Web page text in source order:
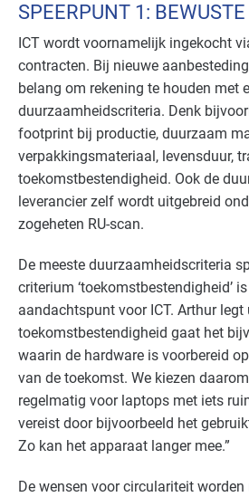
SPEERPUNT 1:
ICT wordt voornamelijk ingekocht
contracten. Bij nieuwe
belang om rekening te houden met
duurzaamheidscriteria. Denk
footprint bij productie, duurzaam
verpakkingsmateriaal, levensduur,
toekomstbestendigheid. Ook de
leverancier zelf wordt uitgebreid
zogeheten RU-scan.
De meeste duurzaamheidscriteria
criterium ‘toekomstbestendigheid’
aandachtspunt voor ICT. Arthur legt
toekomstbestendigheid gaat het
waarin de hardware is voorbereid
van de toekomst. We kiezen
regelmatig voor laptops met iets
vereist door bijvoorbeeld het
Zo kan het apparaat langer mee.”
De wensen voor circulariteit